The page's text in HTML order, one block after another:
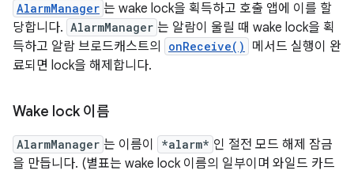
AlarmManager 는 wake lock을 획득하고 호출 앱에 이를 할
당합니다. AlarmManager 는 알람이 울릴 때 wake lock을 획
득하고 알람 브로드캐스트의
onReceive()
메서드 실행이 완
료되면 lock을 해제합니다.
Wake lock 이름
AlarmManager 는 이름이 *alarm* 인 절전 모드 해제 잠금
을 만듭니다. (별표는 wake lock 이름의 일부이며 와일드 카드